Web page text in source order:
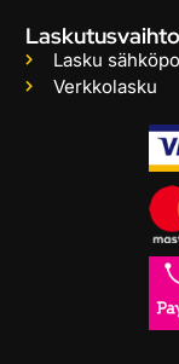
Lasku
Verkkolasku